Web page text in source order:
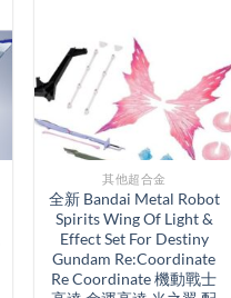
其他超合金
全新 Bandai Metal Robot
Spirits Wing Of Light &
Effect Set For Destiny
Gundam Re:Coordinate
Re Coordinate 機動戰士